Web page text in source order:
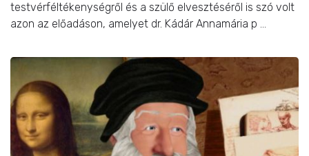
testvérféltékenységről és a szülő elvesztéséről is szó volt
azon az előadáson, amelyet dr. Kádár Annamária p ...